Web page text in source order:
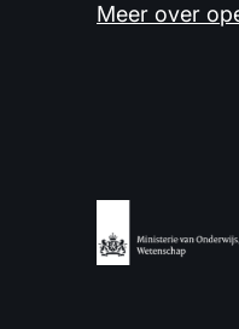
Meer over